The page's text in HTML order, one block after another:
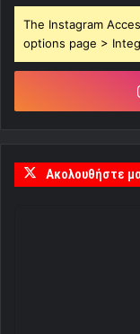
The Instagram
options page >
Ακολουθήστε